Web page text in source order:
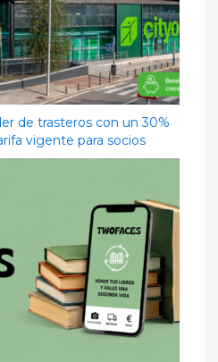
de trasteros con un 30%
vigente para socios